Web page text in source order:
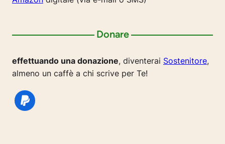
Donare
effettuando una donazione, diventerai Sostenitore,
almeno un caffè a chi scrive per Te!